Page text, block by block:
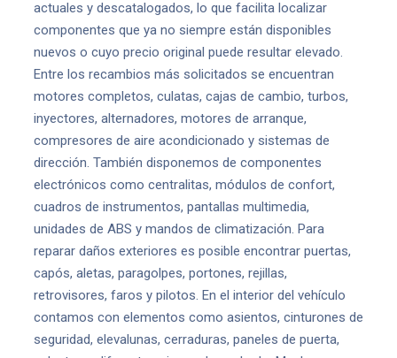
actuales y descatalogados, lo que facilita localizar
componentes que ya no siempre están disponibles
nuevos o cuyo precio original puede resultar elevado.
Entre los recambios más solicitados se encuentran
motores completos, culatas, cajas de cambio, turbos,
inyectores, alternadores, motores de arranque,
compresores de aire acondicionado y sistemas de
dirección. También disponemos de componentes
electrónicos como centralitas, módulos de confort,
cuadros de instrumentos, pantallas multimedia,
unidades de ABS y mandos de climatización. Para
reparar daños exteriores es posible encontrar puertas,
capós, aletas, paragolpes, portones, rejillas,
retrovisores, faros y pilotos. En el interior del vehículo
contamos con elementos como asientos, cinturones de
seguridad, elevalunas, cerraduras, paneles de puerta,